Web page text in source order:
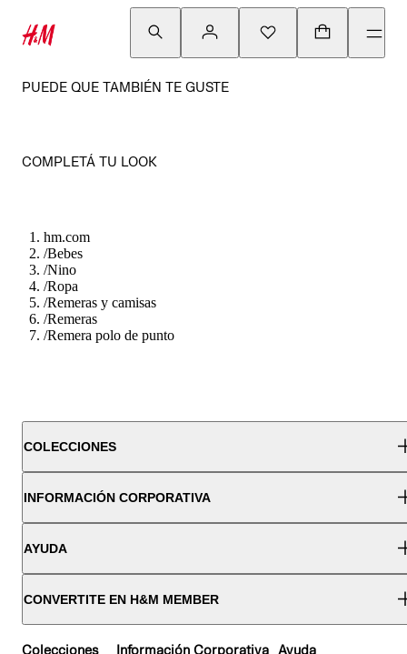
PUEDE QUE TAMBIÉN TE GUSTE
COMPLETÁ TU LOOK
hm.com
/Bebes
/Nino
/Ropa
/Remeras y camisas
/Remeras
/Remera polo de punto
COLECCIONES
INFORMACIÓN CORPORATIVA
AYUDA
CONVERTITE EN H&M MEMBER
Colecciones Información Corporativa Ayuda